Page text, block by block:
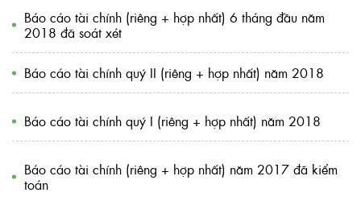
Báo cáo tài chính (riêng + hợp nhất) 6 tháng đầu năm
2018 đã soát xét
Báo cáo tài chính quý II (riêng + hợp nhất) năm 2018
Báo cáo tài chính quý I (riêng + hợp nhất) năm 2018
Báo cáo tài chính (riêng + hợp nhất) năm 2017 đã kiểm
toán